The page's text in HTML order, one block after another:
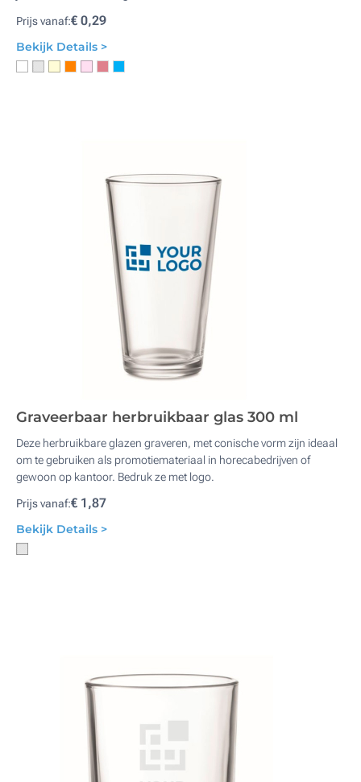
Prijs vanaf:€ 0,29
Bekijk Details >
Graveerbaar herbruikbaar glas 300 ml
Deze herbruikbare glazen graveren, met conische vorm zijn ideaal
om te gebruiken als promotiemateriaal in horecabedrijven of
gewoon op kantoor. Bedruk ze met logo.
Prijs vanaf:€ 1,87
Bekijk Details >